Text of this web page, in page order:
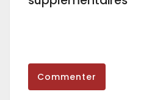
Commenter